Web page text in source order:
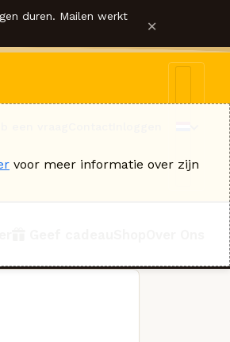
duren. Mailen werkt ×
voor meer informatie over zijn